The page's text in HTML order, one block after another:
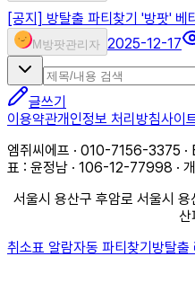
[공지] 방탈출 파티찾기 '방팟' 베
M 방팟관리자 2025-12-17
글쓰기
이용약관개인정보 처리방침사이
엠쥐씨에프 · 010-7156-3375 ·
표 : 윤정남 · 106-12-77998 ·
서울시 용산구 후암로 서울시
산
취소표 알람자동 파티찾기방탈출